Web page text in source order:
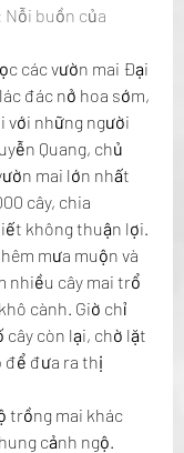
Nỗi buồn của
các vườn mai Đại
đác nở hoa sớm,
với những người
Quang, chủ
mai lớn nhất
cây, chia
không thuận lợi.
mưa muộn và
nhiều cây mai trổ
cành. Giờ chỉ
cây còn lại, chờ lặt
để đưa ra thị
trồng mai khác
cảnh ngộ.